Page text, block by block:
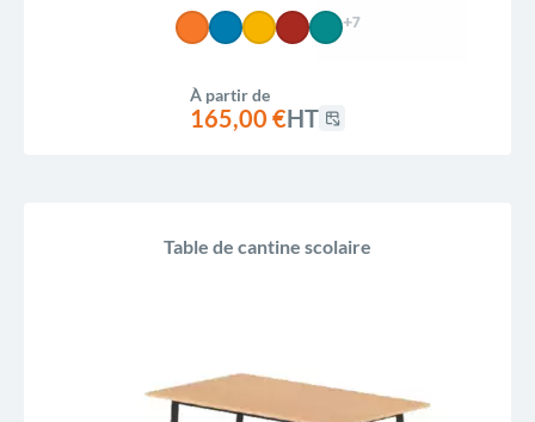
+7
À partir de
165,00 €HT
Table de cantine scolaire